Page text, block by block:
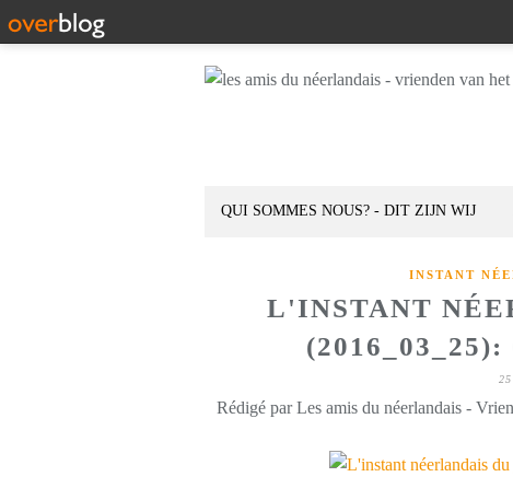
QUI SOMMES NOUS? - DIT ZIJN WIJ
INSTANT
L'INSTANT
Rédigé par Les amis du néerlandais -